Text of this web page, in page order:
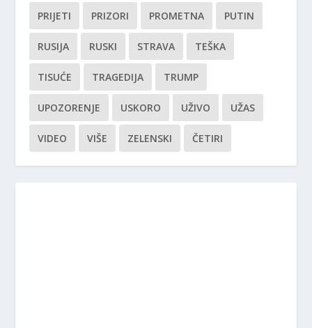
PRIJETI PRIZORI PROMETNA PUTIN
RUSIJA RUSKI STRAVA TEŠKA
TISUĆE TRAGEDIJA TRUMP
UPOZORENJE USKORO UŽIVO UŽAS
VIDEO VIŠE ZELENSKI ČETIRI